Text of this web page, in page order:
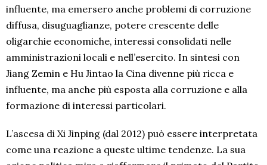
influente, ma emersero anche problemi di corruzione
diffusa, disuguaglianze, potere crescente delle
oligarchie economiche, interessi consolidati nelle
amministrazioni locali e nell’esercito. In sintesi con
Jiang Zemin e Hu Jintao la Cina divenne più ricca e
influente, ma anche più esposta alla corruzione e alla
formazione di interessi particolari.
L’ascesa di Xi Jinping (dal 2012) può essere interpretata
come una reazione a queste ultime tendenze. La sua